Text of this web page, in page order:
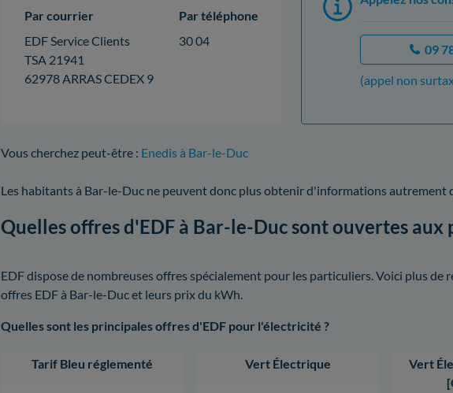
Par courrier
EDF Service Clients
TSA 21941
62978 ARRAS CEDEX 9
Par téléphone
30 04
09
(appel non
Vous cherchez peut-être : Enedis à Bar-le-Duc
Les habitants à Bar-le-Duc ne peuvent donc plus obtenir d'informations autrement
Quelles offres d'EDF à Bar-le-Duc sont ouvertes aux
EDF dispose de nombreuses offres spécialement pour les particuliers. Voici plus de
offres EDF à Bar-le-Duc et leurs prix du kWh.
Quelles sont les principales offres d'EDF pour l'électricité ?
Tarif Bleu réglementé Vert Électrique
Vert